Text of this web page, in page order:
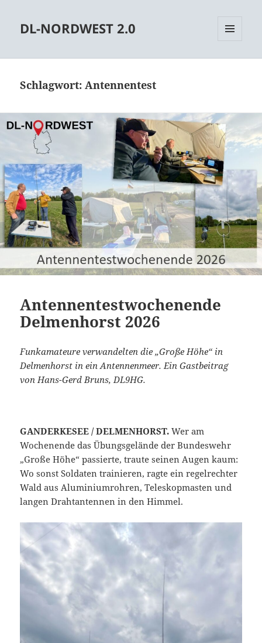
DL-NORDWEST 2.0
Schlagwort:Antennentest
Antennentestwochenende
Delmenhorst 2026
Funkamateure verwandelten die „Große Höhe“ in
Delmenhorst in ein Antennenmeer. Ein Gastbeitrag
von Hans-Gerd Bruns, DL9HG.
GANDERKESEE / DELMENHORST. Wer am
Wochenende das Übungsgelände der Bundeswehr
„Große Höhe“ passierte, traute seinen Augen kaum:
Wo sonst Soldaten trainieren, ragte ein regelrechter
Wald aus Aluminiumrohren, Teleskopmasten und
langen Drahtantennen in den Himmel.